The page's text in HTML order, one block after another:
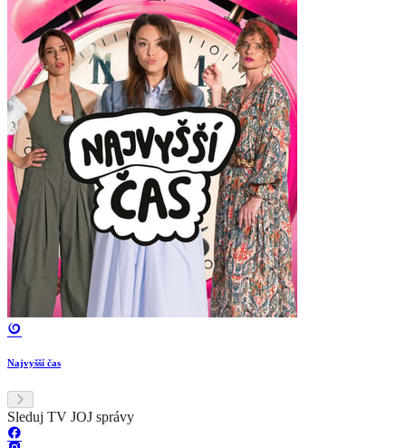
Najvyšší čas
Sleduj TV JOJ správy